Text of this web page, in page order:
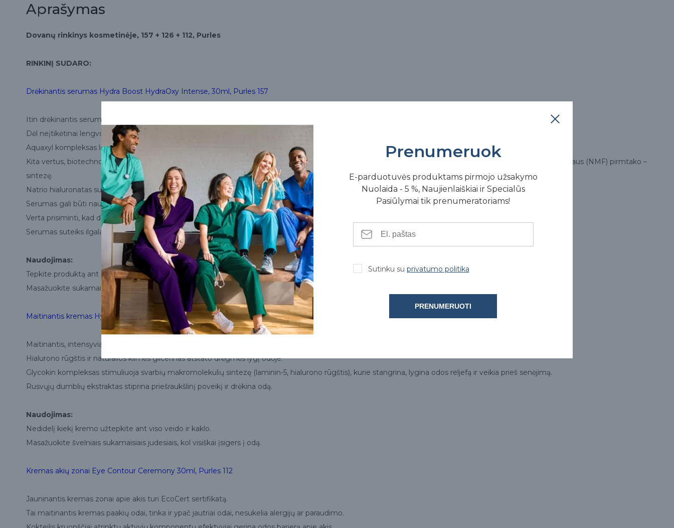
Aprašymas
Dovanų rinkinys kosmetinėje, 157 + 126 + 112, Purles
RINKINĮ SUDARO:
Drėkinantis serumas Hydra Boost HydraOxy Intense, 30ml, Purles 157
Itin drėkinantis serumas veidui, kaklui ir dekoltė zonai.
Dėl neįtikėtinai lengvos tekstūros produktas susigeria iš karto po užtepimo ant odos.
Aquaxyl kompleksas leidžia sulaikyti vandenį ir sumažina jo išgaravimą.
Kita vertus, biotechnologiškai pažangus Hydreis kompleksas sustiprina apsaugines odos barjero funkcijas, skatindamas filagrino – natūralaus drėkinimo faktoriaus (NMF) pirmtako –
sintezę.
Natrio hialuronatas sukuria neokliuzinę plėvelę, kuri, be drėkinančio poveikio, puikiai išlygina epidermio paviršių.
Serumas gali būti naudojamas visų tipų odai.
Verta prisiminti, kad dėl gero odos drėkinimo vėliau užtepto kremo veikliosios medžiagos geriau įsigers ir prasiskverbs giliau.
Serumas suteiks ilgalaikio drėkinimo efektą ir taip leis išlaikyti sveikai atrodančią veido spalvą.
Naudojimas:
Tepkite produktą ant sausos ir nuvalytos veido, kaklo ir dekoltė srities.
Masažuokite sukamaisiais judesiais, kol visiškai įsigers.
Maitinantis kremas HydraOxy Intense Rich cream, 50 ml, Purles 126
Maitinantis, intensyviai drėkinantis kremas sausai ir brandžiai odai.
Hialurono rūgštis ir natūralios kilmės glicerinas atstato drėgmės lygį odoje.
Glycokin kompleksas stimuliuoja svarbių makromolekulių sintezę (laminin-5, hialurono rūgštis), kurie stangrina, lygina odos reljefą ir veikia prieš senėjimą.
Rusvųjų dumblių ekstraktas stiprina priešraukšlinį poveikį ir drėkina odą.
Naudojimas:
Nedidelį kiekį kremo užtepkite ant viso veido ir kaklo.
Masažuokite švelniais sukamaisiais judesiais, kol visiškai įsigers į odą.
Kremas akių zonai Eye Contour Ceremony 30ml, Purles 112
Jauninantis kremas zonai apie akis turi EcoCert sertifikatą.
Tai maitinantis kremas paakių odai, tinka ir ypač jautriai odai, nesukelia alergijų ar paraudimo.
Prenumeruok
E-parduotuvės produktams pirmojo užsakymo
Nuolaida - 5 %, Naujienlaiškiai ir Specialūs
Pasiūlymai tik prenumeratoriams!
Sutinku su privatumo politika
PRENUMERUOTI